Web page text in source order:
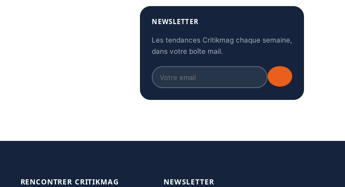
NEWSLETTER
Les tendances Critikmag chaque semaine,
dans votre boîte mail.
RENCONTRER CRITIKMAG NEWSLETTER